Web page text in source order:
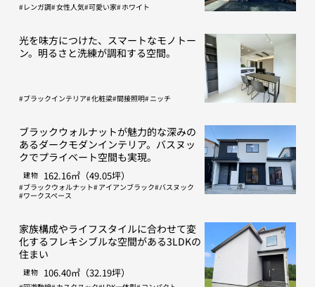
レンガ調 女性人気 可愛い家 ホワイト
光を味方につけた、スマートなモノトー
ン。明るさと洗練が調和する空間。
ブラックインテリア 化粧梁 間接照明 ニッチ
ブラックウォルナットが魅力的な深みの
あるダークモダンインテリア。バスヌッ
クでプライベート空間も実現。
建物 162.16㎡（49.05坪）
ブラックウォルナット アイアンブラック バスヌック
ワークスペース
家族構成やライフスタイルに合わせて変
化するフレキシブルな空間がある3LDKの
住まい
建物 106.40㎡（32.19坪）